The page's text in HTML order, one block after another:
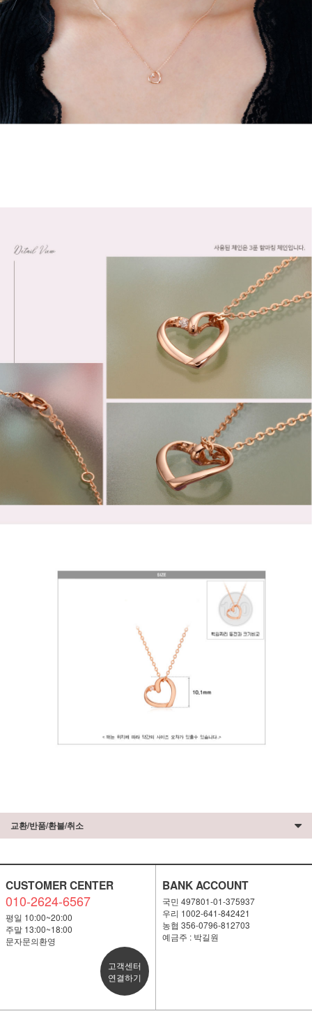
교환/반품/환불/취소
CUSTOMER CENTER
010-2624-6567
평일 10:00~20:00
주말 13:00~18:00
문자문의환영
고객센터
연결하기
BANK ACCOUNT
국민 497801-01-375937
우리 1002-641-842421
농협 356-0796-812703
예금주 : 박길원